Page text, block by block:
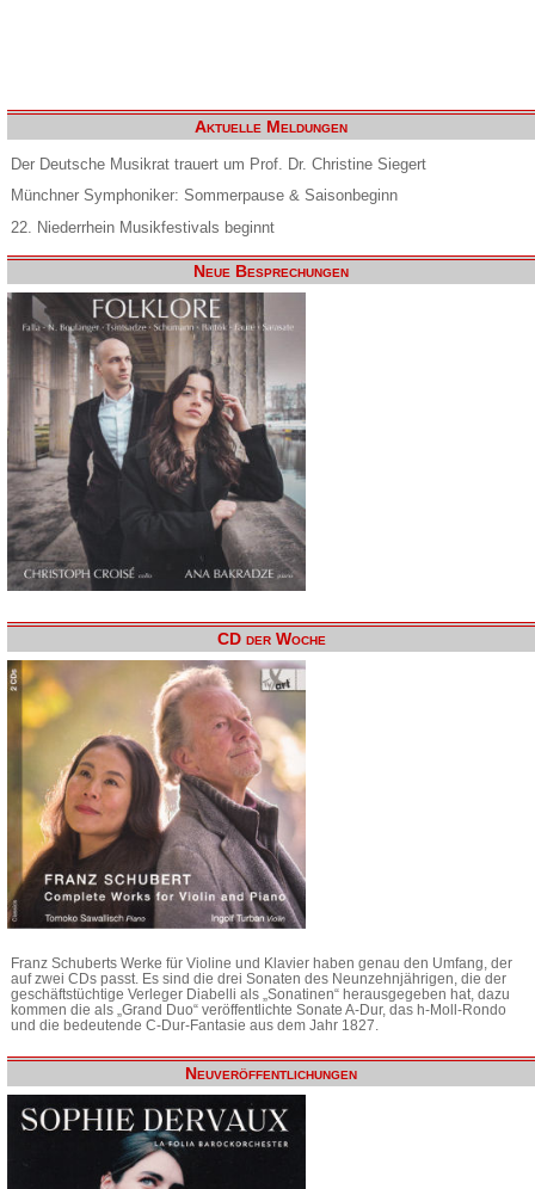
Aktuelle Meldungen
Der Deutsche Musikrat trauert um Prof. Dr. Christine Siegert
Münchner Symphoniker: Sommerpause & Saisonbeginn
22. Niederrhein Musikfestivals beginnt
Neue Besprechungen
CD der Woche
Franz Schuberts Werke für Violine und Klavier haben genau den Umfang, der
auf zwei CDs passt. Es sind die drei Sonaten des Neunzehnjährigen, die der
geschäftstüchtige Verleger Diabelli als „Sonatinen“ herausgegeben hat, dazu
kommen die als „Grand Duo“ veröffentlichte Sonate A-Dur, das h-Moll-Rondo
und die bedeutende C-Dur-Fantasie aus dem Jahr 1827.
Neuveröffentlichungen